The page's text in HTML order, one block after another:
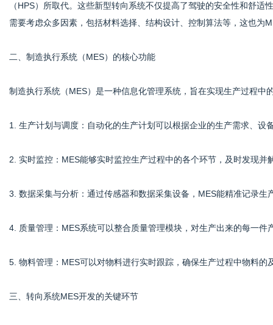
（HPS）所取代。这些新型转向系统不仅提高了驾驶的安全性和舒
需要考虑众多因素，包括材料选择、结构设计、控制算法等，这也为
二、制造执行系统（MES）的核心功能
制造执行系统（MES）是一种信息化管理系统，旨在实现生产过程中
1. 生产计划与调度：自动化的生产计划可以根据企业的生产需求、
2. 实时监控：MES能够实时监控生产过程中的各个环节，及时发现并
3. 数据采集与分析：通过传感器和数据采集设备，MES能精准记录
4. 质量管理：MES系统可以整合质量管理模块，对生产出来的每一
5. 物料管理：MES可以对物料进行实时跟踪，确保生产过程中物料的
三、转向系统MES开发的关键环节